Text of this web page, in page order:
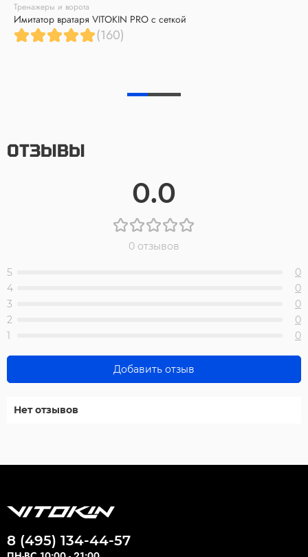
Тренажеры и ворота
Имитатор вратаря VITOKIN PRO с сеткой
(160)
ОТЗЫВЫ
0.0
0 отзывов
5
0
4
0
3
0
2
0
1
0
Добавить отзыв
Нет отзывов
8 (495) 134-44-57